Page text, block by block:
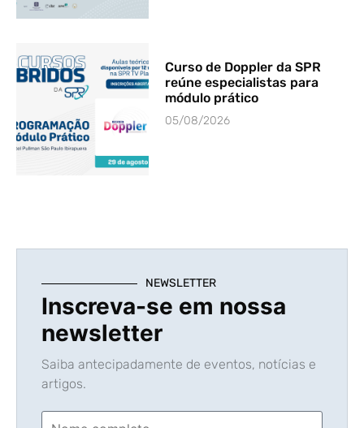
Curso de Doppler da SPR
reúne especialistas para
módulo prático
05/08/2026
NEWSLETTER
Inscreva-se em nossa
newsletter
Saiba antecipadamente de eventos, notícias e
artigos.